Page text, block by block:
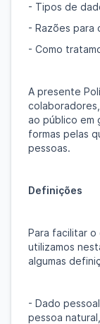
- Tipos de
- Razões para
- Como
A presente
ao público em
formas pelas
pessoas.
Definições
Para facilitar
utilizamos
algumas
- Dado
pessoa